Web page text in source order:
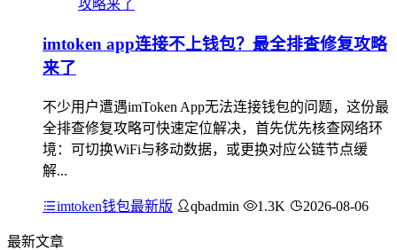
imtoken app连接不上钱包？最全排查修复攻略
来了
不少用户遭遇imToken App无法连接钱包的问题，这份最
全排查修复攻略可快速定位解决，首先优先核查网络环
境：可切换WiFi与移动数据，或更换对应公链节点缓
解...
imtoken钱包最新版 qbadmin 1.3K 2026-08-06
最新文章